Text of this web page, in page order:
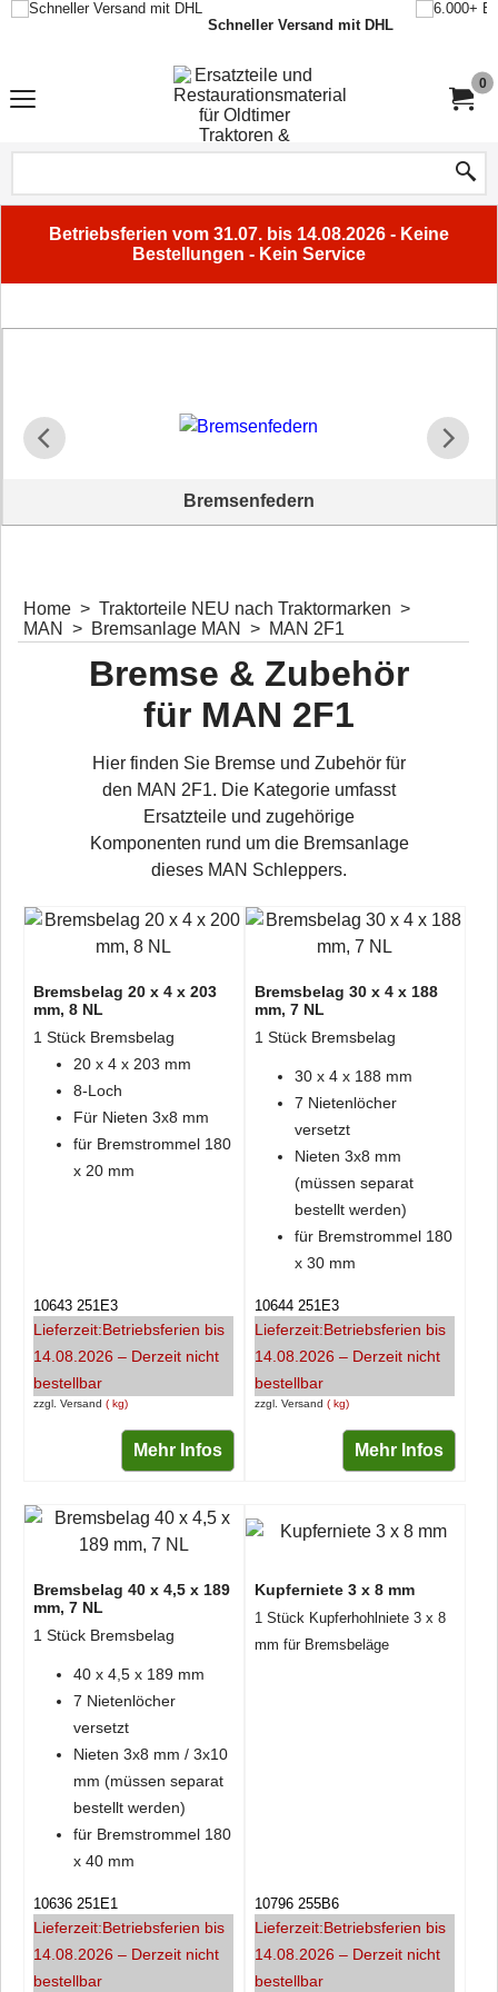
Schneller Versand mit DHL
0
Betriebsferien vom 31.07. bis 14.08.2026 - Keine
Bestellungen - Kein Service
Bremsenfedern
Home > Traktorteile NEU nach Traktormarken >
MAN
> Bremsanlage MAN > MAN 2F1
Bremse & Zubehör
für MAN 2F1
Hier finden Sie Bremse und Zubehör für
den MAN 2F1. Die Kategorie umfasst
Ersatzteile und zugehörige
Komponenten rund um die Bremsanlage
dieses MAN Schleppers.
Bremsbelag 20 x 4 x 203
mm, 8 NL
1 Stück Bremsbelag
20 x 4 x 203 mm
8-Loch
Für Nieten 3x8 mm
für Bremstrommel 180
x 20 mm
zzgl. Versand kg
10643 251E3
Lieferzeit:Betriebsferien bis
14.08.2026 – Derzeit nicht
bestellbar
Mehr Infos
Bremsbelag 30 x 4 x 188
mm, 7 NL
1 Stück Bremsbelag
30 x 4 x 188 mm
7 Nietenlöcher
versetzt
Nieten 3x8 mm
(müssen separat
bestellt werden)
für Bremstrommel 180
x 30 mm
zzgl. Versand kg
10644 251E3
Lieferzeit:Betriebsferien bis
14.08.2026 – Derzeit nicht
bestellbar
Mehr Infos
Bremsbelag 40 x 4,5 x 189
mm, 7 NL
1 Stück Bremsbelag
40 x 4,5 x 189 mm
7 Nietenlöcher
versetzt
Nieten 3x8 mm / 3x10
mm (müssen separat
bestellt werden)
für Bremstrommel 180
x 40 mm
10636 251E1
Lieferzeit:Betriebsferien bis
14.08.2026 – Derzeit nicht
bestellbar
Kupferniete 3 x 8 mm
1 Stück Kupferhohlniete 3 x 8
mm für Bremsbeläge
10796 255B6
Lieferzeit:Betriebsferien bis
14.08.2026 – Derzeit nicht
bestellbar